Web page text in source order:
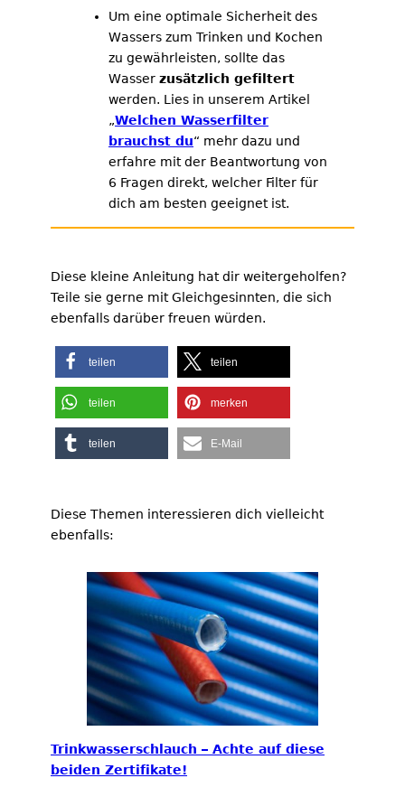
Um eine optimale Sicherheit des
Wassers zum Trinken und Kochen
zu gewährleisten, sollte das
Wasser zusätzlich gefiltert
werden. Lies in unserem Artikel
„Welchen Wasserfilter
brauchst du“ mehr dazu und
erfahre mit der Beantwortung von
6 Fragen direkt, welcher Filter für
dich am besten geeignet ist.
Diese kleine Anleitung hat dir weitergeholfen?
Teile sie gerne mit Gleichgesinnten, die sich
ebenfalls darüber freuen würden.
teilen teilen
teilen merken
teilen E-Mail
Diese Themen interessieren dich vielleicht
ebenfalls:
Trinkwasserschlauch – Achte auf diese
beiden Zertifikate!